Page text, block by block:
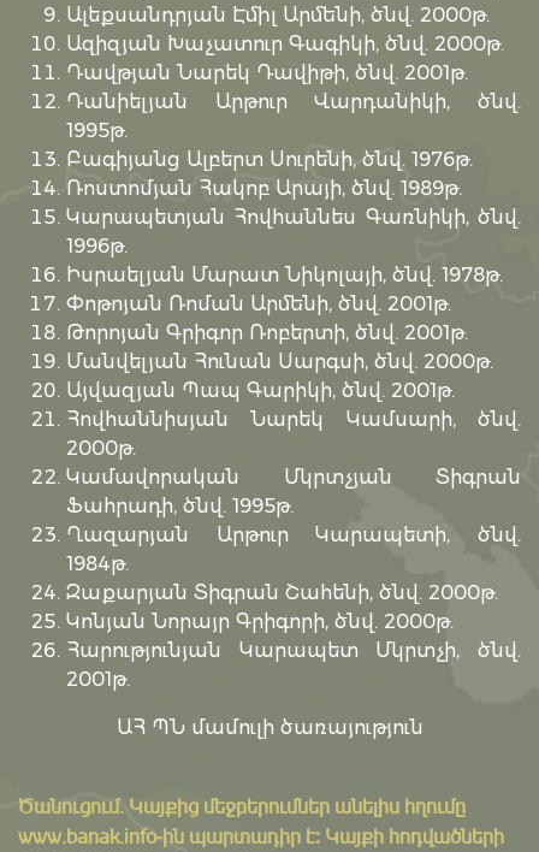
Ալեքսանդրյան Էմիլ Արմենի, ծնվ. 2000թ.
Ազիզյան Խաչատուր Գագիկի, ծնվ. 2000թ.
Դավթյան Նարեկ Դավիթի, ծնվ. 2001թ.
Դանիելյան Արթուր Վարդանիկի, ծնվ.
1995թ.
Բագիյանց Ալբերտ Սուրենի, ծնվ. 1976թ.
Ռոստոմյան Հակոբ Արայի, ծնվ. 1989թ.
Կարապետյան Հովհաննես Գառնիկի, ծնվ.
1996թ.
Իսրաելյան Մարատ Նիկոլայի, ծնվ. 1978թ.
Փոթոյան Ռոման Արմենի, ծնվ. 2001թ.
Թորոյան Գրիգոր Ռոբերտի, ծնվ. 2001թ.
Մանվելյան Հունան Սարգսի, ծնվ. 2000թ.
Այվազյան Պապ Գարիկի, ծնվ. 2001թ.
Հովհաննիսյան Նարեկ Կամսարի, ծնվ.
2000թ.
Կամավորական Մկրտչյան Տիգրան
Ֆահրադի, ծնվ. 1995թ.
Ղազարյան Արթուր Կարապետի, ծնվ.
1984թ.
Զաքարյան Տիգրան Շահենի, ծնվ. 2000թ.
Կոնյան Նորայր Գրիգորի, ծնվ. 2000թ.
Հարությունյան Կարապետ Մկրտչի, ծնվ.
2001թ.
ԱՀ ՊՆ մամուլի ծառայություն
Ծանուցում․ Կայքից մեջբերումներ անելիս հղումը
www.banak.info-ին պարտադիր է: Կայքի հոդվածների